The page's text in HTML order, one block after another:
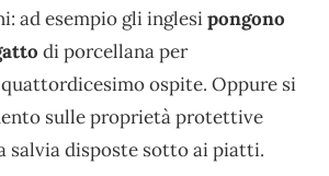
ad esempio gli inglesipongono
di porcellana per
ospite. Oppure si
sulle proprietà protettive
salvia disposte sotto ai piatti.